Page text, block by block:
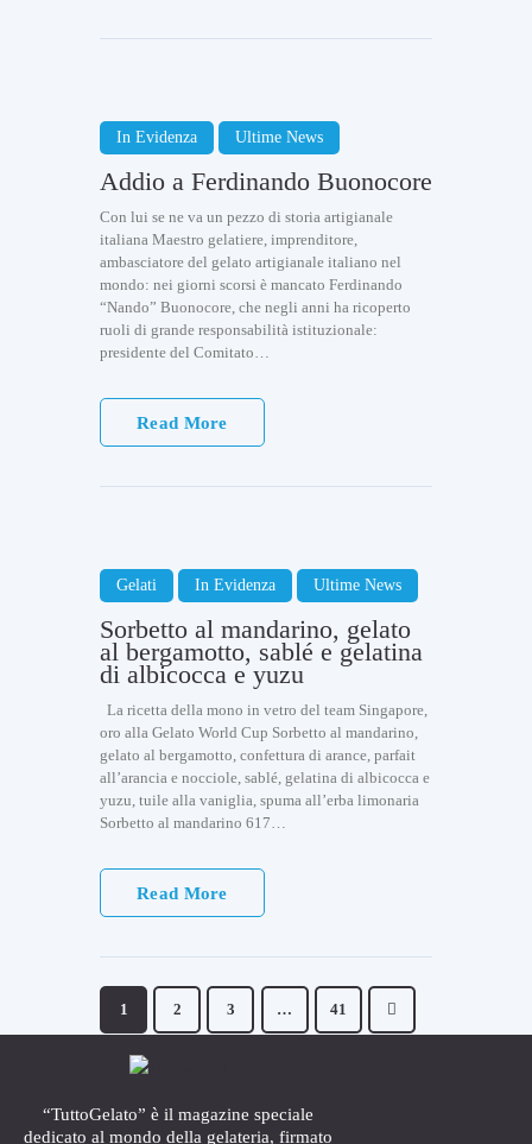
In Evidenza Ultime News
Addio a Ferdinando Buonocore
Con lui se ne va un pezzo di storia artigianale
italiana Maestro gelatiere, imprenditore,
ambasciatore del gelato artigianale italiano nel
mondo: nei giorni scorsi è mancato Ferdinando
“Nando” Buonocore, che negli anni ha ricoperto
ruoli di grande responsabilità istituzionale:
presidente del Comitato…
Read More
Gelati In Evidenza Ultime News
Sorbetto al mandarino, gelato
al bergamotto, sablé e gelatina
di albicocca e yuzu
La ricetta della mono in vetro del team Singapore,
oro alla Gelato World Cup Sorbetto al mandarino,
gelato al bergamotto, confettura di arance, parfait
all’arancia e nocciole, sablé, gelatina di albicocca e
yuzu, tuile alla vaniglia, spuma all’erba limonaria
Sorbetto al mandarino 617…
Read More
1 2 3 … 41
“TuttoGelato” è il magazine speciale
dedicato al mondo della gelateria, firmato